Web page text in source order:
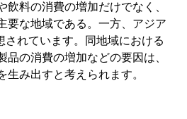
料の消費の増加だけでなく、
要な地域である。一方、アジア
れています。同地域における
の消費の増加などの要因は、
み出すと考えられます。